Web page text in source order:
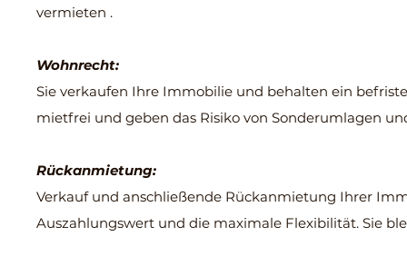
vermieten .
Wohnrecht:
Sie verkaufen Ihre Immobilie und behalten ein
mietfrei und geben das Risiko von Sonderumlagen
Rückanmietung:
Verkauf und anschließende Rückanmietung Ihrer
Auszahlungswert und die maximale Flexibilität. Sie